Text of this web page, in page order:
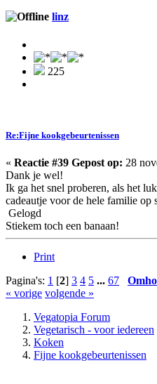
linz
225
Re:Fijne kookgebeurtenissen
« Reactie #39 Gepost op: 28
Dank je wel!
Ik ga het snel proberen, als het
cadeautje voor de hele familie op
Gelogd
Stiekem toch een banaan!
Print
Pagina's: 1 [2] 3 4 5 ... 67
« vorige volgende »
Vegatopia Forum
Vegetarisch - voor iedereen
Koken
Fijne kookgebeurtenissen